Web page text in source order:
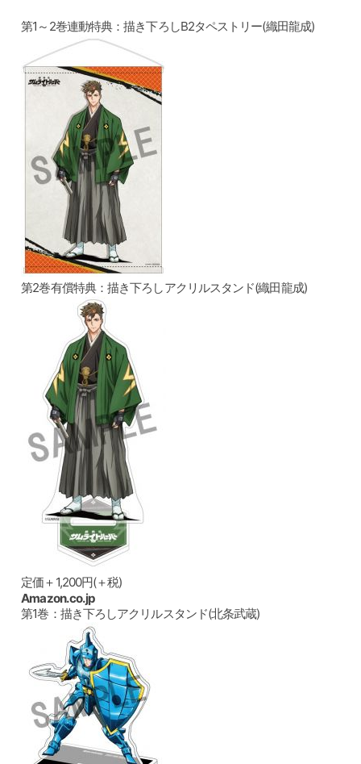
第1～2巻連動特典：描き下ろしB2タペストリー(織田龍成)
第2巻有償特典：描き下ろしアクリルスタンド(織田龍成)
定価＋1,200円(＋税)
Amazon.co.jp
第1巻：描き下ろしアクリルスタンド(北条武蔵)